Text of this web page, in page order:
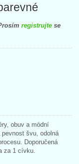
registrujte se
obuv a módní
švu, odolná
Doporučená
za 1 cívku.